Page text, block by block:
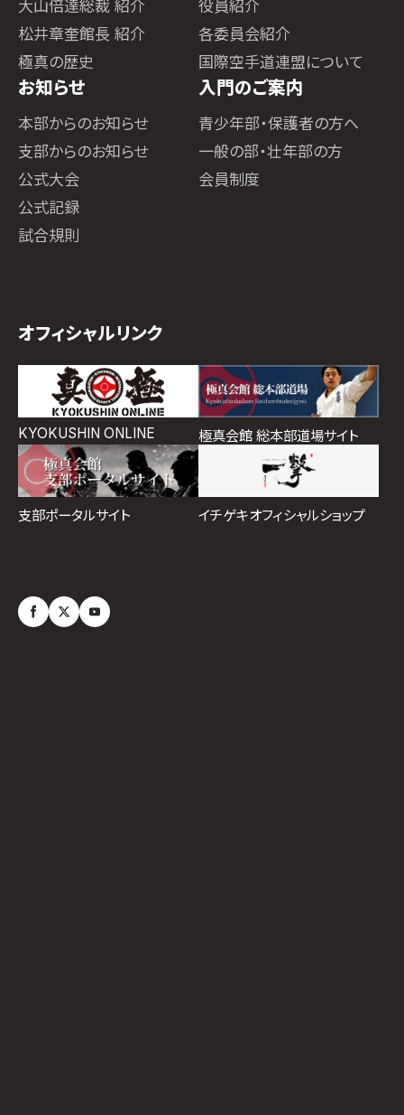
大山倍達総裁 紹介
松井章奎館長 紹介
極真の歴史
役員紹介
各委員会紹介
国際空手道連盟について
お知らせ
本部からのお知らせ
支部からのお知らせ
公式大会
公式記録
試合規則
入門のご案内
青少年部・保護者の方へ
一般の部・壮年部の方
会員制度
オフィシャルリンク
KYOKUSHIN ONLINE 極真会館 総本部道場サイト
支部ポータルサイト イチゲキオフィシャルショップ